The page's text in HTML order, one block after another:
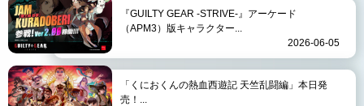
『GUILTY GEAR -STRIVE-』アーケード
（APM3）版キャラクター...
2026-06-05
「くにおくんの熱血西遊記 天竺乱闘編」本日発
売！...